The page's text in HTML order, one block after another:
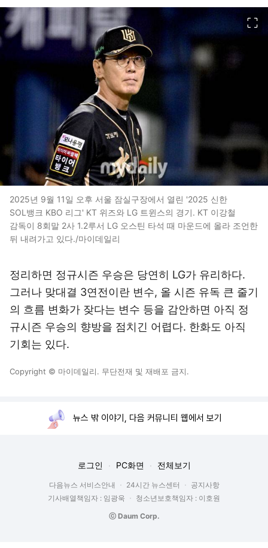
2025년 9월 11일 오후 서울 잠실구장에서 열린 '2025 신한
SOL뱅크 KBO 리그' KT 위즈와 LG 트윈스의 경기. KT 이강철
감독이 8회말 2사 1.2루서 LG 오스틴 타석 때 마운드에 올라 조언한
뒤 내려가고 있다./마이데일리
정리하면 정규시즌 우승은 당연히 LG가 유리하다.
그러나 맞대결 3연전이란 변수, 올 시즌 유독 큰 줄기
의 흐름 변화가 잦다는 변수 등을 감안하면 아직 정
규시즌 우승의 향방을 점치긴 어렵다. 한화도 아직
기회는 있다.
Copyright © 마이데일리. 무단전재 및 재배포 금지.
뉴스 밖 이야기, 다음 커뮤니티 웹에서 보기
로그인 PC화면 전체보기
다음뉴스 서비스안내 24시간 뉴스센터
공지사항
기사배열책임자 : 임광욱
청소년보호책임자 : 이호원
ⓒ Daum Corp.